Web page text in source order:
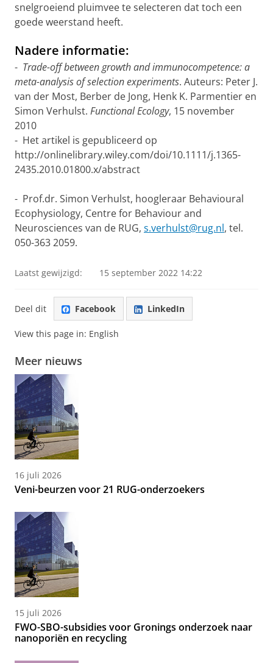
snelgroeiend pluimvee te selecteren dat toch een
goede weerstand heeft.
Nadere informatie:
- Trade-off between growth and immunocompetence: a
meta-analysis of selection experiments. Auteurs: Peter J.
van der Most, Berber de Jong, Henk K. Parmentier en
Simon Verhulst. Functional Ecology, 15 november
2010
- Het artikel is gepubliceerd op
http://onlinelibrary.wiley.com/doi/10.1111/j.1365-
2435.2010.01800.x/abstract
- Prof.dr. Simon Verhulst, hoogleraar Behavioural
Ecophysiology, Centre for Behaviour and
Neurosciences van de RUG, s.verhulst@rug.nl, tel.
050-363 2059.
Laatst gewijzigd: 15 september 2022 14:22
Deel dit Facebook LinkedIn
View this page in: English
Meer nieuws
16 juli 2026
Veni-beurzen voor 21 RUG-onderzoekers
15 juli 2026
FWO-SBO-subsidies voor Gronings onderzoek naar
nanoporiën en recycling